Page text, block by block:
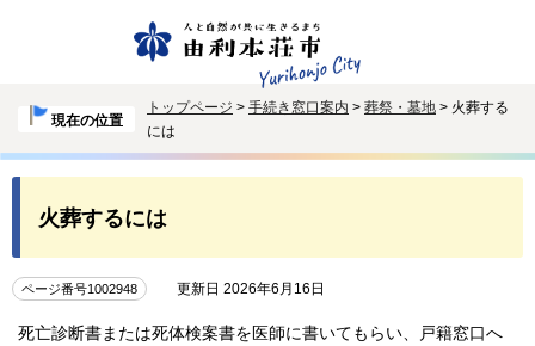
現在の位置
トップページ > 手続き窓口案内 > 葬祭・墓地 > 火葬する
には
火葬するには
ページ番号1002948 更新日 2026年6月16日
死亡診断書または死体検案書を医師に書いてもらい、戸籍窓口へ